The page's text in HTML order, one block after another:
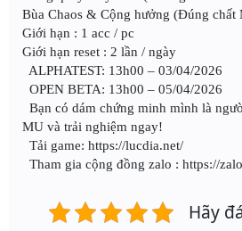
Bùa Chaos & Cộng hưởng (Đúng chất
Giới hạn : 1 acc / pc
Giới hạn reset : 2 lần / ngày
ALPHATEST: 13h00 – 03/04/2026
OPEN BETA: 13h00 – 05/04/2026
Bạn có dám chứng minh mình là
MU và trải nghiệm ngay!
Tải game: https://lucdia.net/
Tham gia cộng đồng zalo : https://
Hãy